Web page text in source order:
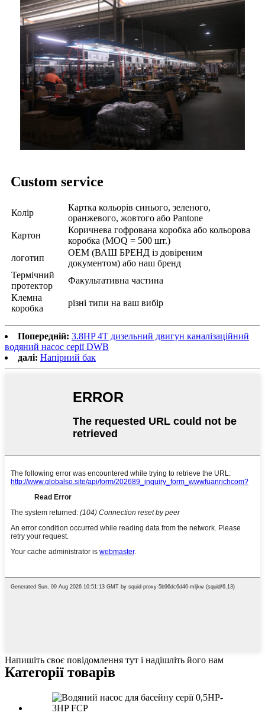
Custom service
Колір
Картка кольорів синього, зеленого,
оранжевого, жовтого або Pantone
Картон
Коричнева гофрована коробка або кольорова
коробка (MOQ = 500 шт.)
логотип
OEM (ВАШ БРЕНД із довіреним
документом) або наш бренд
Термічний
протектор
Факультативна частина
Клемна
коробка
різні типи на ваш вибір
Попередній: 3.8HP 4T дизельний двигун каналізаційний
водяний насос серії DWB
далі: Напірний бак
Напишіть своє повідомлення тут і надішліть його нам
Категорії товарів